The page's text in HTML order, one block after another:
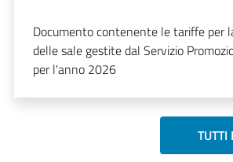
Documento contenente le tariffe per
delle sale gestite dal Servizio
per l'anno 2026
TUTTI